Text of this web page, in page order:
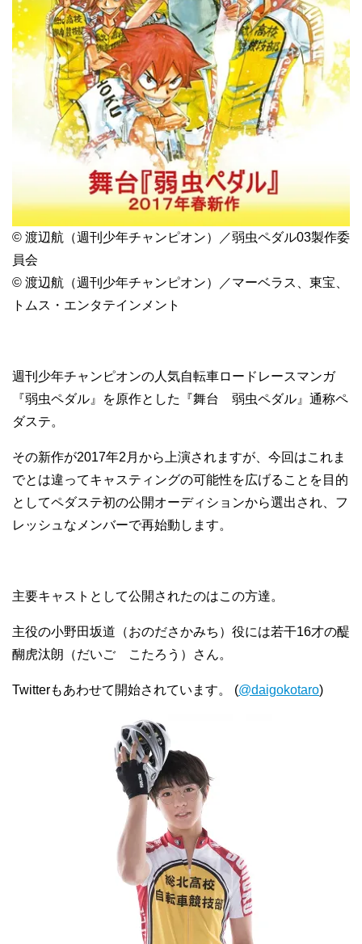
© 渡辺航（週刊少年チャンピオン）／弱虫ペダル03製作委
員会
© 渡辺航（週刊少年チャンピオン）／マーベラス、東宝、
トムス・エンタテインメント
週刊少年チャンピオンの人気自転車ロードレースマンガ
『弱虫ペダル』を原作とした『舞台 弱虫ペダル』通称ペ
ダステ。
その新作が2017年2月から上演されますが、今回はこれま
でとは違ってキャスティングの可能性を広げることを目的
としてペダステ初の公開オーディションから選出され、フ
レッシュなメンバーで再始動します。
主要キャストとして公開されたのはこの方達。
主役の小野田坂道（おのださかみち）役には若干16才の醍
醐虎汰朗（だいご こたろう）さん。
Twitterもあわせて開始されています。 (@daigokotaro)